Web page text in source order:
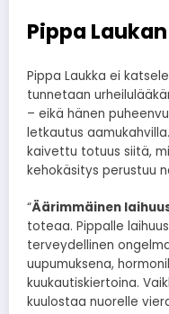
Pippa
Pippa Laukka ei
tunnetaan
– eikä hänen
letkautus
kaivettu totuus siitä,
kehokäsitys perustuu
“Äärimmäinen
toteaa. Pippalle
terveydellinen
uupumuksena,
kuukautiskiertoina.
kuulostaa nuorelle